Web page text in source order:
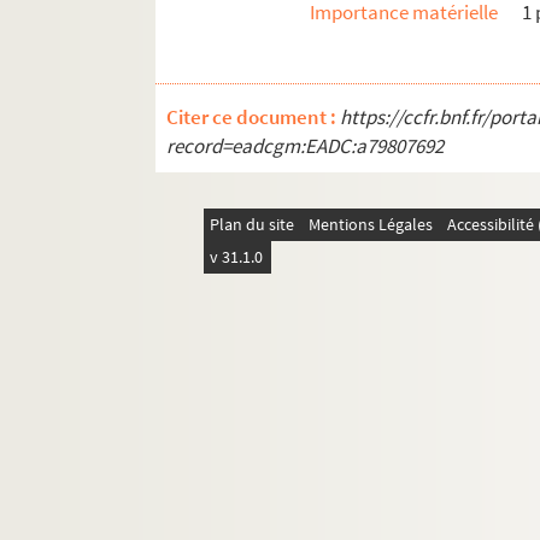
SD OB52. Solidago glabra (Desf.).
SD OB54. Stenactis annua (Nees).
SD OB55. Taraxacum retroflexum
SD OB56. Taraxacum lastatum
SD OB58. Taraxacum
SD OB59. Iva Xanthifolia (Fresen)
Importance matérielle
1
Citer ce document : https://ccfr.bnf.fr/
record=eadcgm:EADC:a79807692
Plan du site Mentions Légales
v 31.1.0